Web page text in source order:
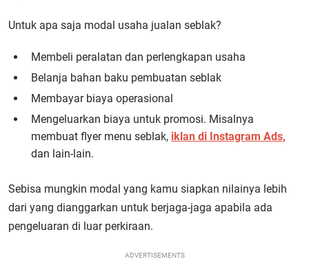
Untuk apa saja modal usaha jualan seblak?
Membeli peralatan dan perlengkapan usaha
Belanja bahan baku pembuatan seblak
Membayar biaya operasional
Mengeluarkan biaya untuk promosi. Misalnya
membuat flyer menu seblak, iklan di Instagram Ads,
dan lain-lain.
Sebisa mungkin modal yang kamu siapkan nilainya lebih
dari yang dianggarkan untuk berjaga-jaga apabila ada
pengeluaran di luar perkiraan.
ADVERTISEMENTS